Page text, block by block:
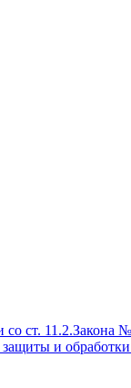
со ст. 11.2.Закона
и